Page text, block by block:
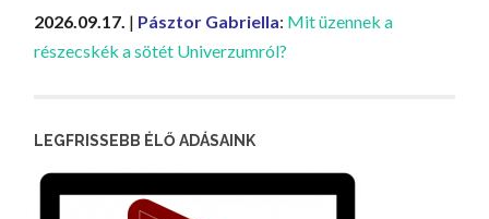
2026.09.17. | Pásztor Gabriella: Mit üzennek a
részecskék a sötét Univerzumról?
LEGFRISSEBB ÉLŐ ADÁSAINK